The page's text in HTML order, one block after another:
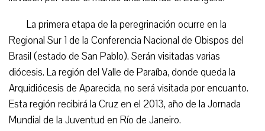
La primera etapa de la peregrinación ocurre en la
Regional Sur 1 de la Conferencia Nacional de Obispos del
Brasil (estado de San Pablo). Serán visitadas varias
diócesis. La región del Valle de Paraíba, donde queda la
Arquidiócesis de Aparecida, no será visitada por encuanto.
Esta región recibirá la Cruz en el 2013, año de la Jornada
Mundial de la Juventud en Río de Janeiro.